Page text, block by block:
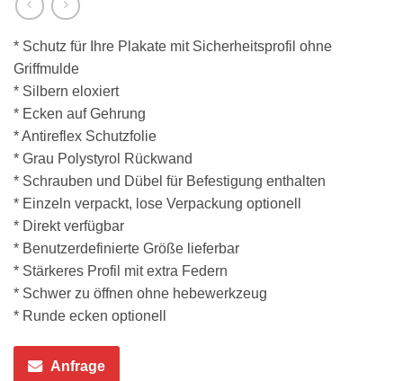
* Schutz für Ihre Plakate mit Sicherheitsprofil ohne
Griffmulde
* Silbern eloxiert
* Ecken auf Gehrung
* Antireflex Schutzfolie
* Grau Polystyrol Rückwand
* Schrauben und Dübel für Befestigung enthalten
* Einzeln verpackt, lose Verpackung optionell
* Direkt verfügbar
* Benutzerdefinierte Größe lieferbar
* Stärkeres Profil mit extra Federn
* Schwer zu öffnen ohne hebewerkzeug
* Runde ecken optionell
Anfrage